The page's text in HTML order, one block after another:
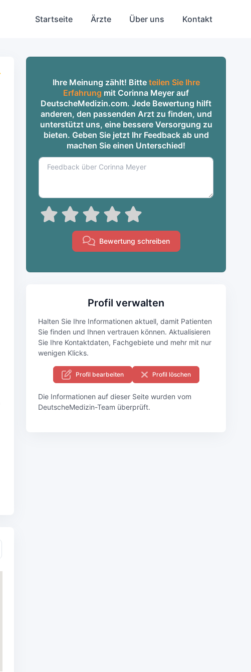
Startseite Ärzte Über uns Kontakt
Ihre Meinung zählt! Bitte teilen Sie Ihre
Erfahrung mit Corinna Meyer auf
DeutscheMedizin.com. Jede Bewertung hilft
anderen, den passenden Arzt zu finden, und
unterstützt uns, eine bessere Versorgung zu
bieten. Geben Sie jetzt Ihr Feedback ab und
machen Sie einen Unterschied!
Bewertung schreiben
Profil verwalten
Halten Sie Ihre Informationen aktuell, damit Patienten
Sie finden und Ihnen vertrauen können. Aktualisieren
Sie Ihre Kontaktdaten, Fachgebiete und mehr mit nur
wenigen Klicks.
Profil bearbeiten Profil löschen
Die Informationen auf dieser Seite wurden vom
DeutscheMedizin-Team überprüft.